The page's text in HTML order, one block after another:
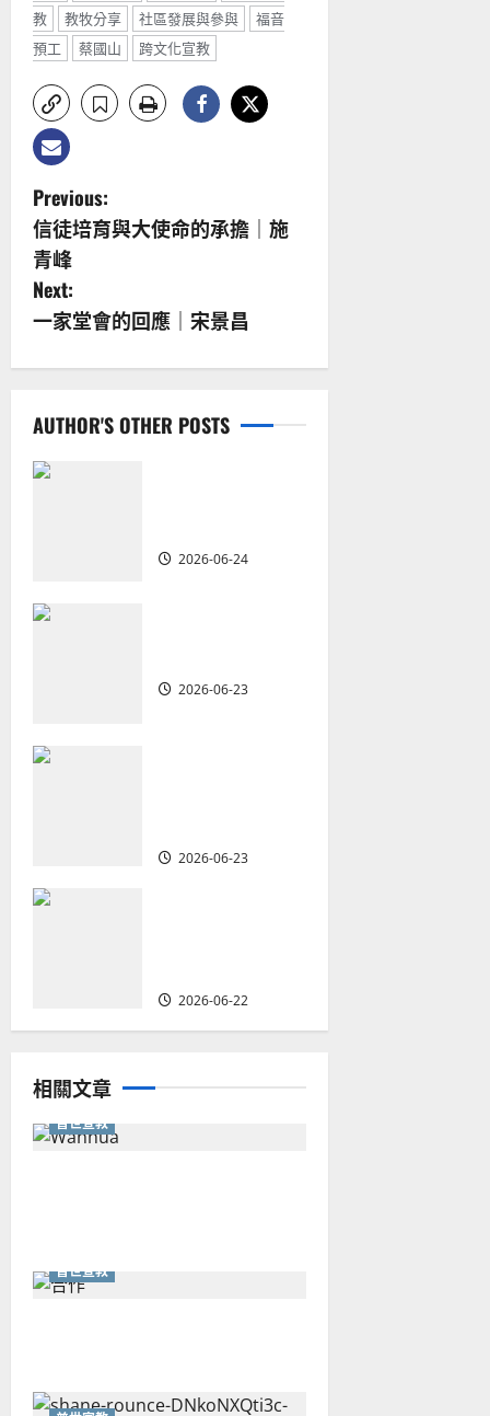
教
教牧分享 社區發展與參與
福音
預工
蔡國山 跨文化宣教
P
o
s
n
a
v
a
o
Previous:
信徒培育與大使命的承擔｜施
青峰
Next:
一家堂會的回應｜宋景昌
AUTHOR'S OTHER POSTS
2026-06-24
2026-06-23
2026-06-23
2026-06-22
相關文章
普世宣教
普世宣教